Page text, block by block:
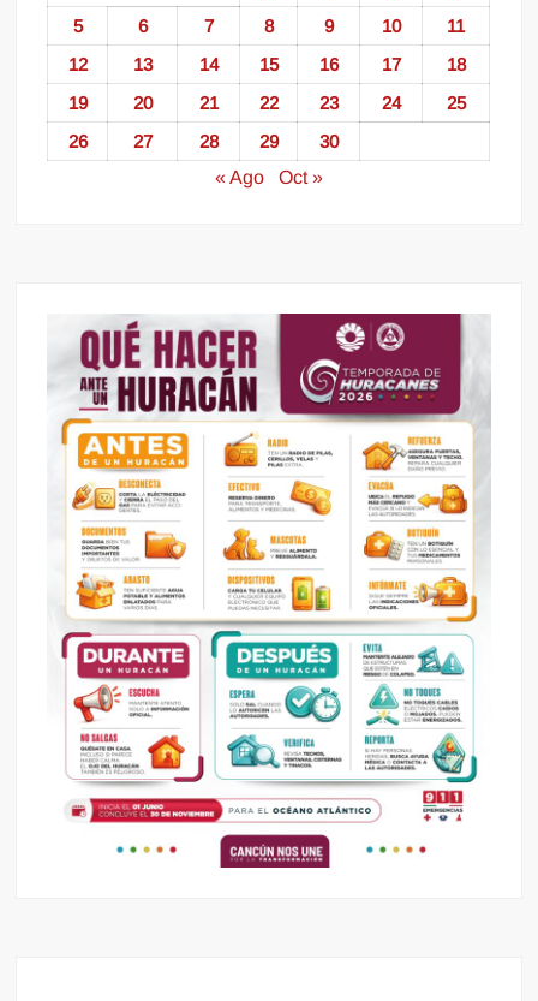
5
6 7 8 9 10
11
12
13 14 15 16 17
18
19
20 21 22 23 24
25
26
27 28 29
30
« Ago
Oct »